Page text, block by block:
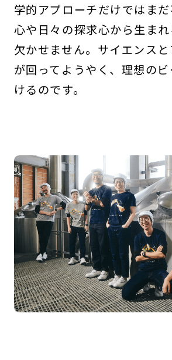
学的アプローチだけではま
心や日々の探求心から生ま
欠かせません。サイエンス
が回ってようやく、理想の
けるのです。